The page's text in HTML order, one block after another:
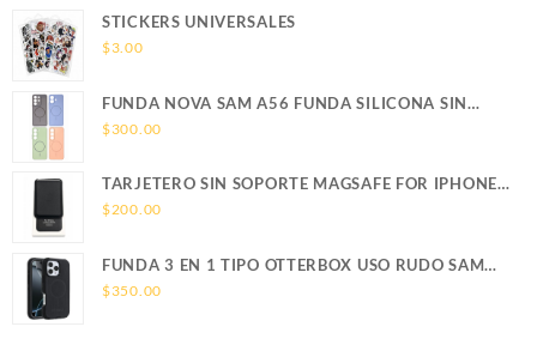
STICKERS UNIVERSALES
$3.00
FUNDA NOVA SAM A56 FUNDA SILICONA SIN
SOPORTE MAGNETICO SAMSUNG
$300.00
TARJETERO SIN SOPORTE MAGSAFE FOR IPHONE
LEATHER WALLET MAGSAFE
$200.00
FUNDA 3 EN 1 TIPO OTTERBOX USO RUDO SAM
S26 ULTRA SAMSUNG S26 ULTRA
$350.00